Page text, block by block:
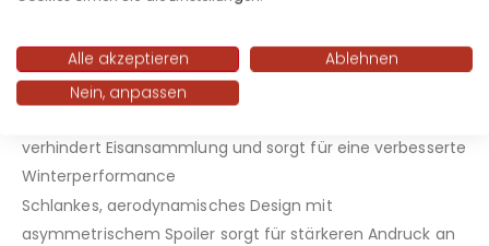
erhöht den Anpressdruck des Wischblatts, um
hervorragende, saubere und klare Sicht auf der
Windschutzscheibe zu gewährleisten
verhindert Eisansammlung und sorgt für eine verbesserte
Winterperformance
Schlankes, aerodynamisches Design mit
asymmetrischem Spoiler sorgt für stärkeren Andruck an
Alle akzeptieren
Ablehnen
Nein, anpassen